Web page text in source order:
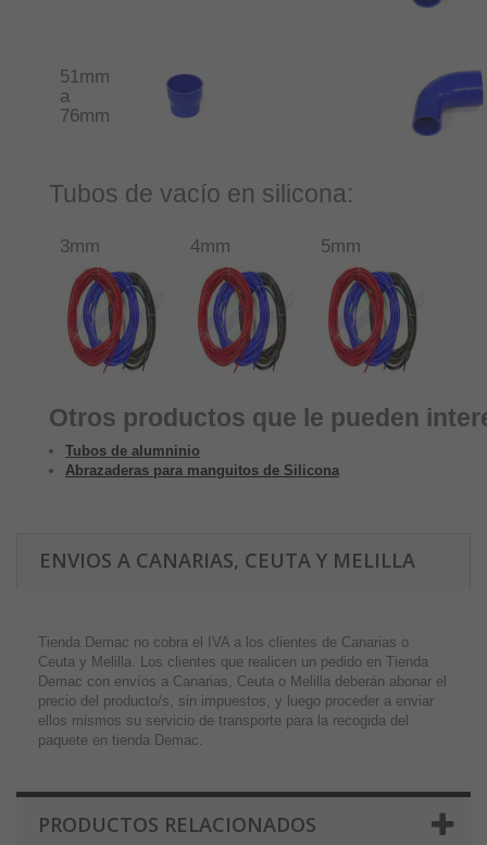
51mm
a
76mm
Tubos de vacío en silicona:
3mm 4mm 5mm
Otros productos que le pueden
Tubos de alumninio
Abrazaderas para manguitos de Silicona
ENVIOS A CANARIAS, CEUTA Y MELILLA
Tienda Demac no cobra el IVA a los clientes de Canarias o
Ceuta y Melilla. Los clientes que realicen un pedido en Tienda
Demac con envíos a Canarias, Ceuta o Melilla deberán abonar el
precio del producto/s, sin impuestos, y luego proceder a enviar
ellos mismos su servicio de transporte para la recogida del
paquete en tienda Demac.
PRODUCTOS RELACIONADOS